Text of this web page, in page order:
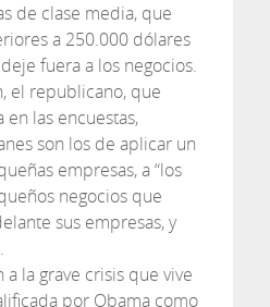
de clase media, que
a 250.000 dólares
fuera a los negocios.
el republicano, que
las encuestas,
son los de aplicar un
empresas, a “los
negocios que
sus empresas, y
la grave crisis que vive
por Obama como